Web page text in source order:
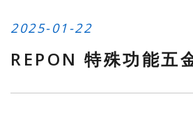
2025-01-22
REPON 特殊功能五